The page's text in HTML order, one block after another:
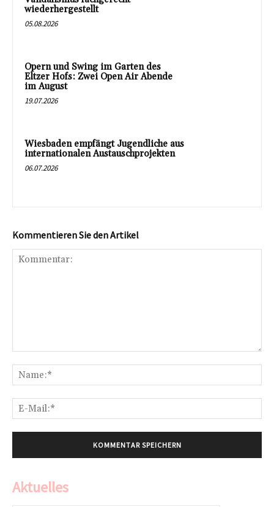
wiederhergestellt
05.08.2026
Opern und Swing im Garten des
Eltzer Hofs: Zwei Open Air Abende
im August
19.07.2026
Wiesbaden empfängt Jugendliche aus
internationalen Austauschprojekten
06.07.2026
Kommentieren Sie den Artikel
Aktuelles